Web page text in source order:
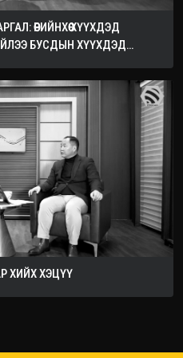
ӨӨРИЙНХӨӨ ХҮҮХДЭД
БУСДЫН ХҮҮХДЭД
ХИЙХ ХЭЦҮҮ